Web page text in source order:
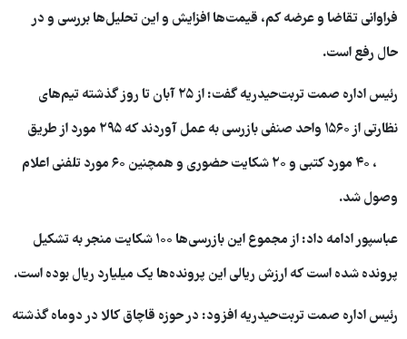
فراوانی تقاضا و عرضه کم، قیمت‌ها افزایش و این تحلیل‌ها بررسی و در
حال رفع است.
رئیس اداره صمت تربت‌حیدریه گفت: از ۲۵ آبان تا روز گذشته تیم‌های
نظارتی از ۱۵۶۰ واحد صنفی بازرسی به عمل آوردند که ۲۹۵ مورد از طریق
۱۲۴، ۴۰ مورد کتبی و ۲۰ شکایت حضوری و همچنین ۶۰ مورد تلفنی اعلام
وصول شد.
عباسپور ادامه داد: از مجموع این بازرسی‌ها ۱۰۰ شکایت منجر به تشکیل
پرونده شده است که ارزش ریالی این پرونده‌ها یک میلیارد ریال بوده است.
رئیس اداره صمت تربت‌حیدریه افزود: در حوزه قاچاق کالا در دوماه گذشته